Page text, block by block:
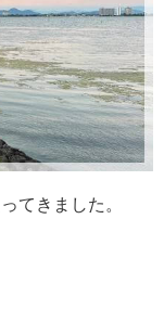
てきました。